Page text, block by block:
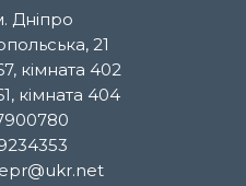
Дніпро
21
кімната 402
кімната 404